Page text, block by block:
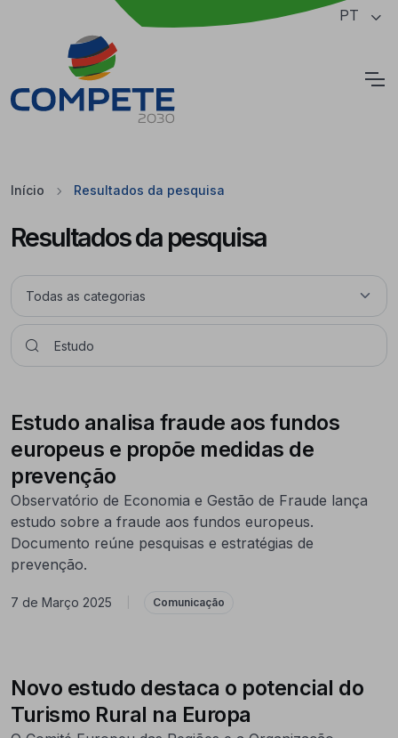
Saltar para o conteúdo principal da página PT
Início Resultados da pesquisa
Resultados da pesquisa
Estudo analisa fraude aos fundos
europeus e propõe medidas de
prevenção
Observatório de Economia e Gestão de Fraude lança
estudo sobre a fraude aos fundos europeus.
Documento reúne pesquisas e estratégias de
prevenção.
7 de Março 2025 Comunicação
Novo estudo destaca o potencial do
Turismo Rural na Europa